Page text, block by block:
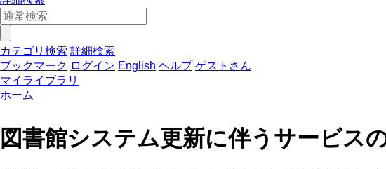
カテゴリ検索 詳細検索
ブックマーク ログイン English ヘルプ ゲストさん
マイライブラリ
ホーム
図書館システム更新に伴うサービス